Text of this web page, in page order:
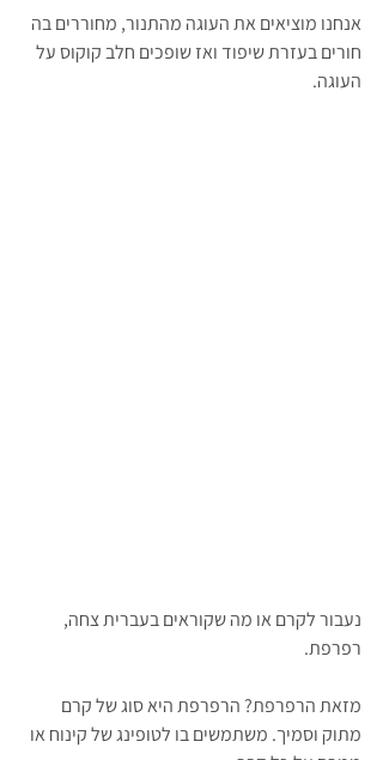
אנחנו מוציאים את העוגה מהתנור, מחוררים בה
חורים בעזרת שיפוד ואז שופכים חלב קוקוס על
העוגה.
נעבור לקרם או מה שקוראים בעברית צחה,
רפרפת.
מזאת הרפרפת? הרפרפת היא סוג של קרם
מתוק וסמיך. משתמשים בו לטופינג של קינוח או